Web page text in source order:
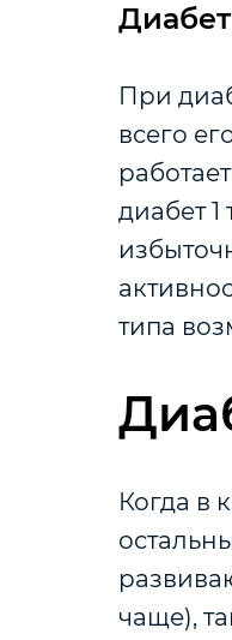
При
всего
диабет
типа
Когда в
чаще),